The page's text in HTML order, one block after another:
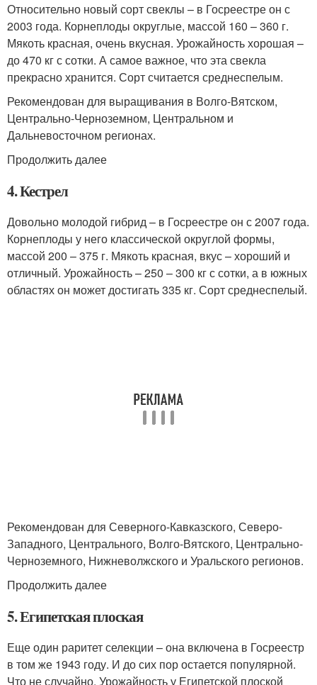
Относительно новый сорт свеклы – в Госреестре он с
2003 года. Корнеплоды округлые, массой 160 – 360 г.
Мякоть красная, очень вкусная. Урожайность хорошая –
до 470 кг с сотки. А самое важное, что эта свекла
прекрасно хранится. Сорт считается среднеспелым.
Рекомендован для выращивания в Волго-Вятском,
Центрально-Черноземном, Центральном и
Дальневосточном регионах.
Продолжить далее
4. Кестрел
Довольно молодой гибрид – в Госреестре он с 2007 года.
Корнеплоды у него классической округлой формы,
массой 200 – 375 г. Мякоть красная, вкус – хороший и
отличный. Урожайность – 250 – 300 кг с сотки, а в южных
областях он может достигать 335 кг. Сорт среднеспелый.
Рекомендован для Северного-Кавказского, Северо-
Западного, Центрального, Волго-Вятского, Центрально-
Черноземного, Нижневолжского и Уральского регионов.
Продолжить далее
5. Египетская плоская
Еще один раритет селекции – она включена в Госреестр
в том же 1943 году. И до сих пор остается популярной.
Что не случайно. Урожайность у Египетской плоской